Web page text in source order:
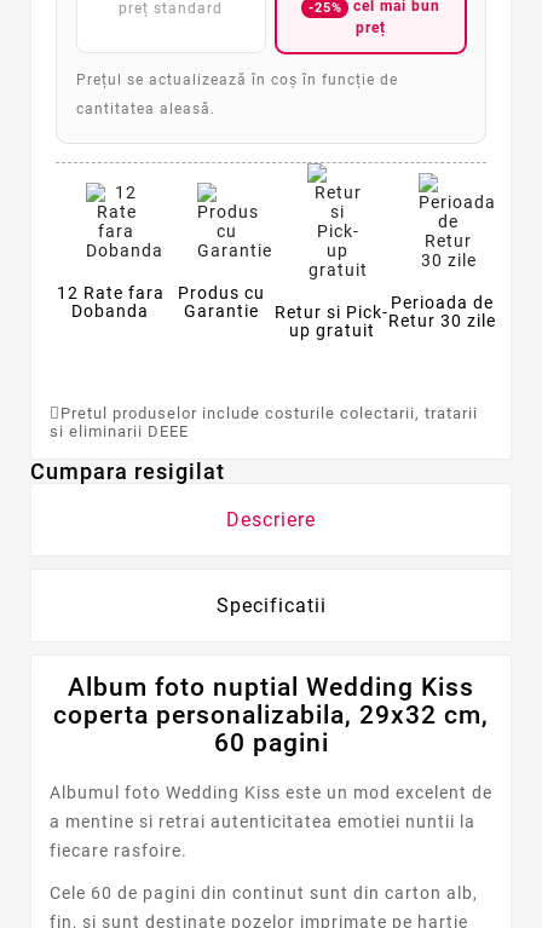
preț standard -25%
cel mai bun
preț
Prețul se actualizează în coș în funcție de
cantitatea aleasă.
12 Rate fara
Dobanda
Produs cu
Garantie
Retur si Pick-
up gratuit
Perioada de
Retur 30 zile
Pretul produselor include costurile colectarii, tratarii
si eliminarii DEEE
Cumpara resigilat
Descriere
Specificatii
Album foto nuptial Wedding Kiss
coperta personalizabila, 29x32 cm,
60 pagini
Albumul foto Wedding Kiss este un mod excelent de
a mentine si retrai autenticitatea emotiei nuntii la
fiecare rasfoire.
Cele 60 de pagini din continut sunt din carton alb,
fin, si sunt destinate pozelor imprimate pe hartie